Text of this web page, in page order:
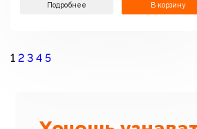
Подробнее В корзину
1 2 3 4 5